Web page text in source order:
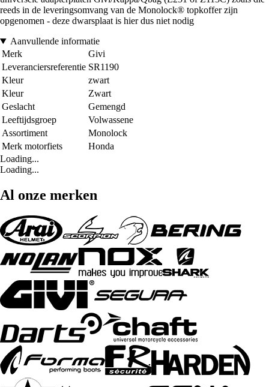
reeds in de leveringsomvang van de Monolock® topkoffer zijn
opgenomen - deze dwarsplaat is hier dus niet nodig
Aanvullende informatie
Merk
Givi
Leveranciersreferentie SR1190
Kleur
zwart
Kleur
Zwart
Geslacht
Gemengd
Leeftijdsgroep
Volwassene
Assortiment
Monolock
Merk motorfiets
Honda
Loading...
Loading...
Al onze merken